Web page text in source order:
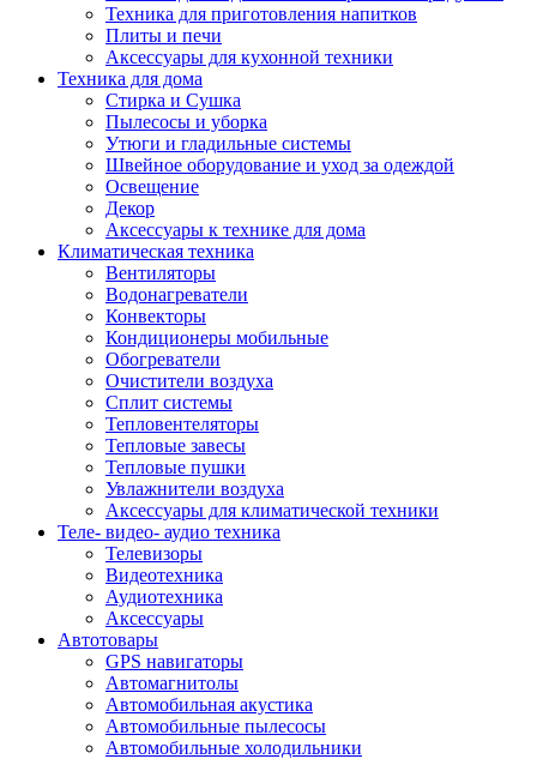
Техника для приготовления напитков
Плиты и печи
Аксессуары для кухонной техники
Техника для дома
Стирка и Сушка
Пылесосы и уборка
Утюги и гладильные системы
Швейное оборудование и уход за одеждой
Освещение
Декор
Аксессуары к технике для дома
Климатическая техника
Вентиляторы
Водонагреватели
Конвекторы
Кондиционеры мобильные
Обогреватели
Очистители воздуха
Сплит системы
Тепловентеляторы
Тепловые завесы
Тепловые пушки
Увлажнители воздуха
Аксессуары для климатической техники
Теле- видео- аудио техника
Телевизоры
Видеотехника
Аудиотехника
Аксессуары
Автотовары
GPS навигаторы
Автомагнитолы
Автомобильная акустика
Автомобильные пылесосы
Автомобильные холодильники